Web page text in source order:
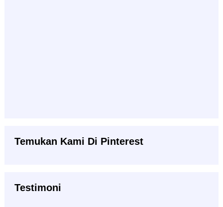
Temukan Kami Di Pinterest
Testimoni